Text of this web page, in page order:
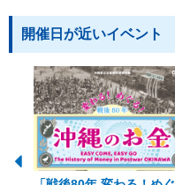
開催日が近いイベント